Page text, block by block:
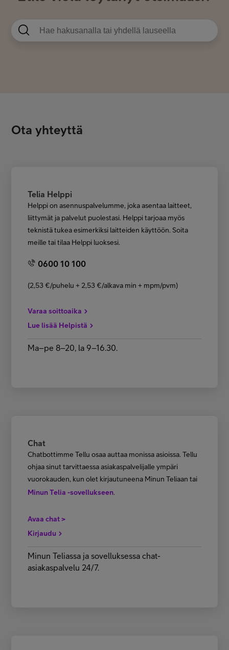
Ota yhteyttä
Telia Helppi
Helppi on asennuspalvelumme, joka asentaa laitteet,
liittymät ja palvelut puolestasi. Helppi tarjoaa myös
teknistä tukea esimerkiksi laitteiden käyttöön. Soita
meille tai tilaa Helppi luoksesi.
0600 10 100
(2,53 €/puhelu + 2,53 €/alkava min + mpm/pvm)
Varaa soittoaika
Lue lisää Helpistä
Ma–pe 8–20, la 9–16.30.
Chat
Chatbottimme Tellu osaa auttaa monissa asioissa. Tellu
ohjaa sinut tarvittaessa asiakaspalvelijalle ympäri
vuorokauden, kun olet kirjautuneena Minun Teliaan tai
Minun Telia -sovellukseen.
Avaa chat >
Kirjaudu
Minun Teliassa ja sovelluksessa chat-
asiakaspalvelu 24/7.